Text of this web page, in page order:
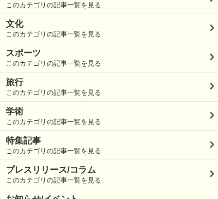
このカテゴリの記事一覧を見る
文化
このカテゴリの記事一覧を見る
スポーツ
このカテゴリの記事一覧を見る
旅行
このカテゴリの記事一覧を見る
学術
このカテゴリの記事一覧を見る
特集記事
このカテゴリの記事一覧を見る
プレスリリース/コラム
このカテゴリの記事一覧を見る